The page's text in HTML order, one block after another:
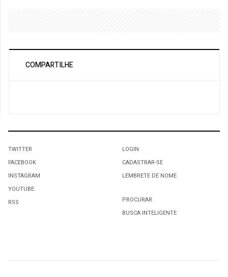
COMPARTILHE
TWITTER
FACEBOOK
INSTAGRAM
YOUTUBE
RSS
LOGIN
CADASTRAR-SE
LEMBRETE DE NOME
PROCURAR
BUSCA INTELIGENTE